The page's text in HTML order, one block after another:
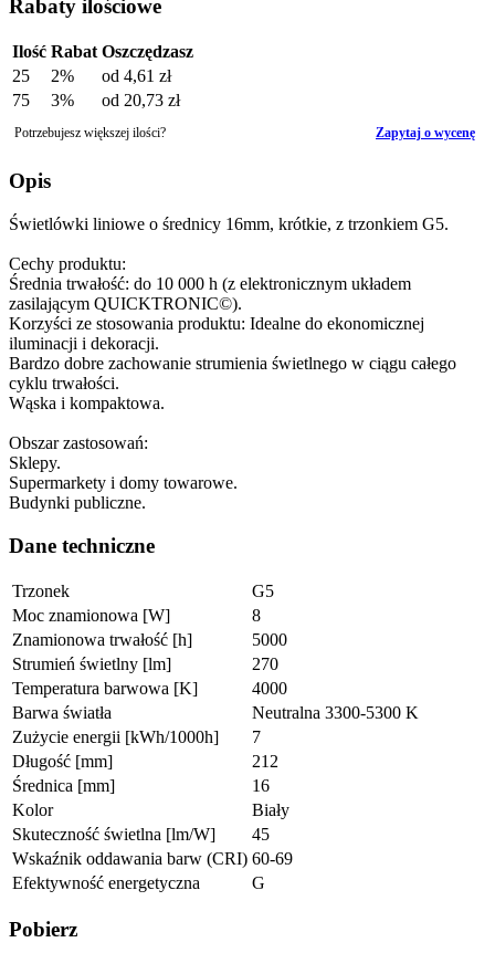
Rabaty ilościowe
Ilość Rabat Oszczędzasz
25
2% od 4,61 zł
75
3% od 20,73 zł
Potrzebujesz większej ilości? Zapytaj o wycenę
Opis
Świetlówki liniowe o średnicy 16mm, krótkie, z trzonkiem G5.
Cechy produktu:
Średnia trwałość: do 10 000 h (z elektronicznym układem
zasilającym QUICKTRONIC©).
Korzyści ze stosowania produktu: Idealne do ekonomicznej
iluminacji i dekoracji.
Bardzo dobre zachowanie strumienia świetlnego w ciągu całego
cyklu trwałości.
Wąska i kompaktowa.
Obszar zastosowań:
Sklepy.
Supermarkety i domy towarowe.
Budynki publiczne.
Dane techniczne
Trzonek
G5
Moc znamionowa [W]
8
Znamionowa trwałość [h]
5000
Strumień świetlny [lm]
270
Temperatura barwowa [K]
4000
Barwa światła
Neutralna 3300-5300 K
Zużycie energii [kWh/1000h]
7
Długość [mm]
212
Średnica [mm]
16
Kolor
Biały
Skuteczność świetlna [lm/W]
45
Wskaźnik oddawania barw (CRI) 60-69
Efektywność energetyczna
G
Pobierz